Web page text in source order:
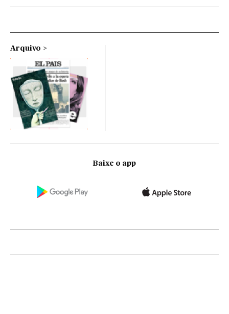
Arquivo
Baixe o app